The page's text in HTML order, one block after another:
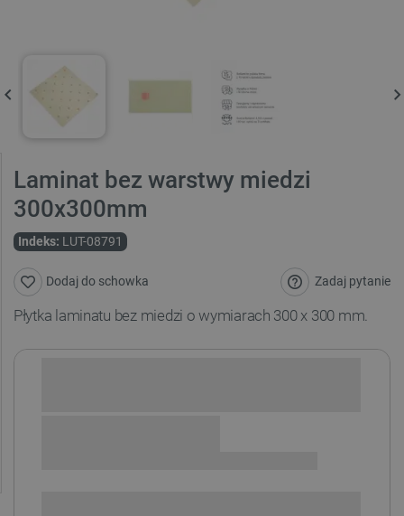
Laminat bez warstwy miedzi
300x300mm
Indeks: LUT-08791
Zadaj pytanie
Dodaj do schowka
Płytka laminatu bez miedzi o wymiarach 300 x 300 mm.